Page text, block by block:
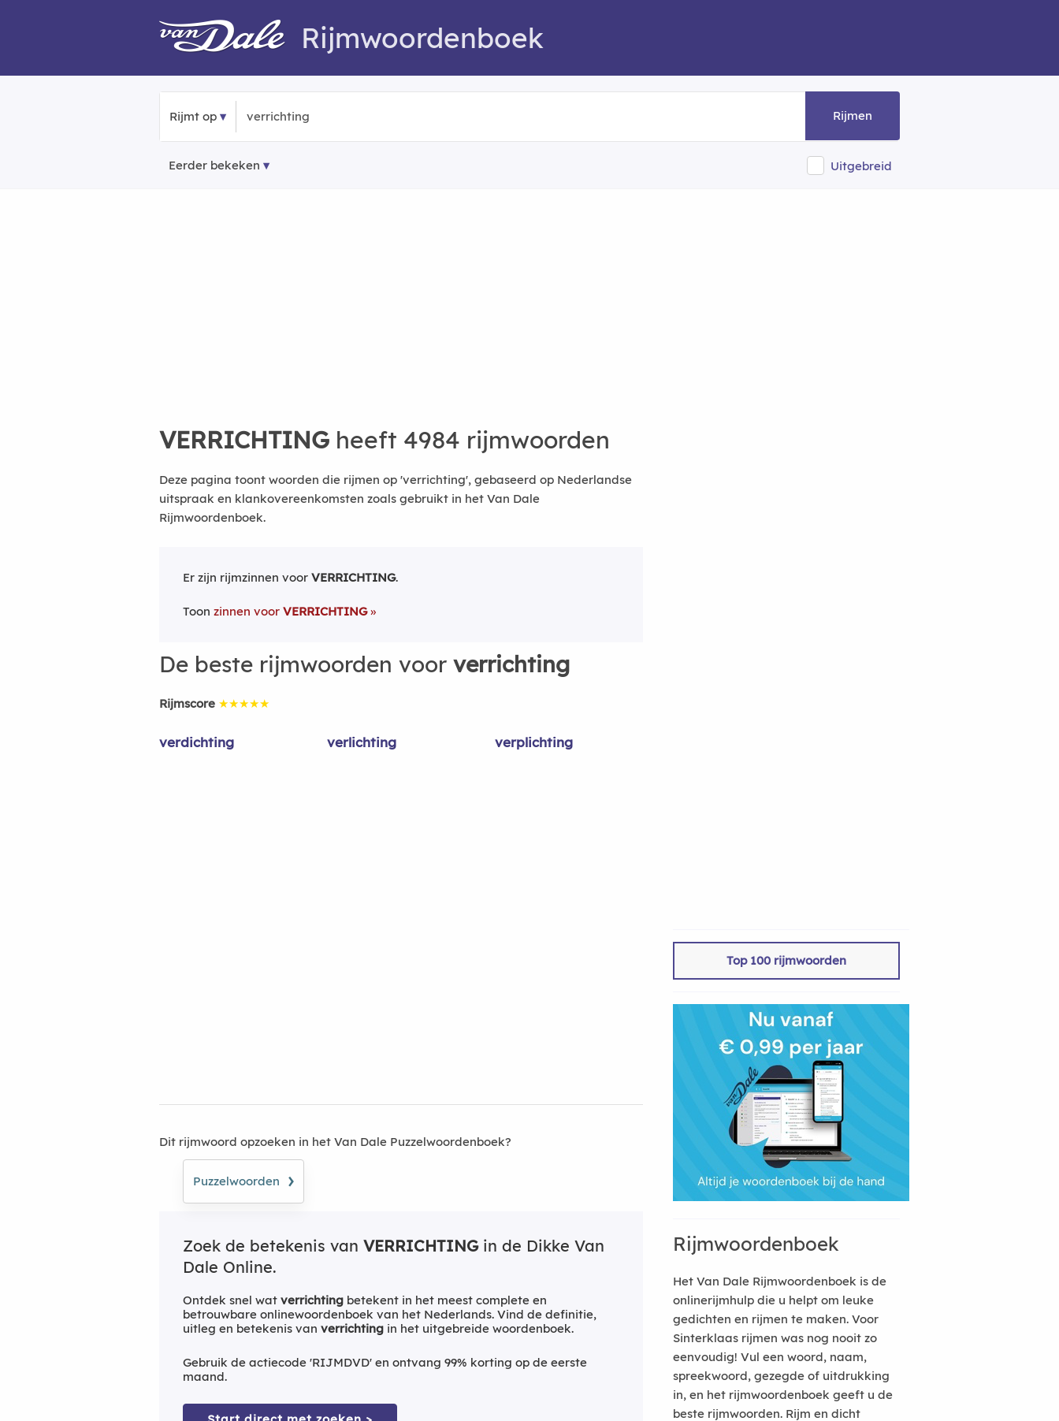
Rijmwoordenboek
Rijmt op Rijmen
Eerder bekeken Uitgebreid
VERRICHTING heeft 4984 rijmwoorden
Deze pagina toont woorden die rijmen op 'verrichting', gebaseerd op Nederlandse
uitspraak en klankovereenkomsten zoals gebruikt in het Van Dale
Rijmwoordenboek.
Er zijn rijmzinnen voor VERRICHTING.
Toon zinnen voor VERRICHTING
De beste rijmwoorden voor verrichting
Rijmscore ★★★★★
verdichting verlichting verplichting
Dit rijmwoord opzoeken in het Van Dale Puzzelwoordenboek?
Puzzelwoorden ›
Zoek de betekenis van VERRICHTINGin de Dikke Van
Dale Online.
Ontdek snel wat verrichting betekent in het meest complete en
betrouwbare onlinewoordenboek van het Nederlands. Vind de definitie,
uitleg en betekenis van verrichting in het uitgebreide woordenboek.
Gebruik de actiecode 'RIJMDVD' en ontvang 99% korting op de eerste
maand.
Top 100 rijmwoorden
Rijmwoordenboek
Het Van Dale Rijmwoordenboek is de
onlinerijmhulp die u helpt om leuke
gedichten en rijmen te maken. Voor
Sinterklaas rijmen was nog nooit zo
eenvoudig! Vul een woord, naam,
spreekwoord, gezegde of uitdrukking
in, en het rijmwoordenboek geeft u de
beste rijmwoorden. Rijm en dicht